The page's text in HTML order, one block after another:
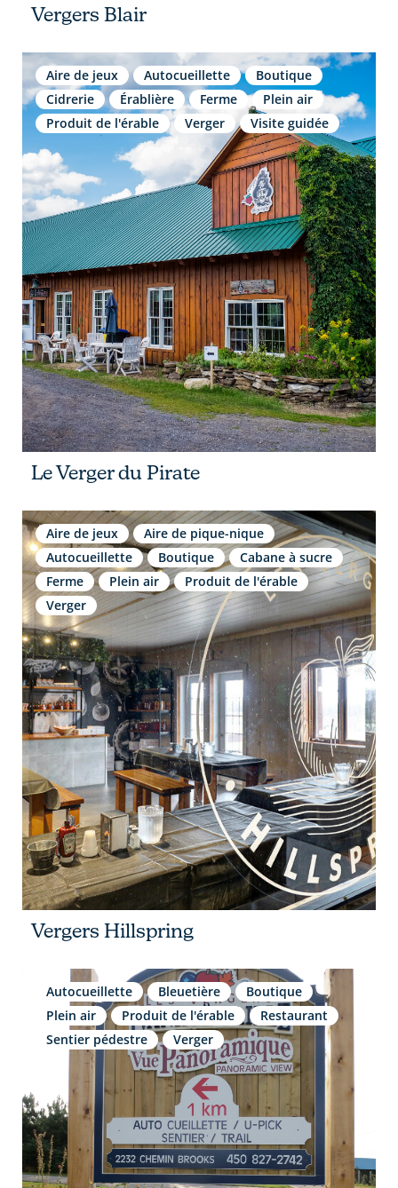
Vergers Blair
Aire de jeux Autocueillette
Boutique
Cidrerie
Érablière Ferme
Plein air
Produit de l'érable
Verger Visite guidée
Le Verger du Pirate
Aire de jeux
Aire de pique-nique
Autocueillette
Boutique
Cabane à sucre
Ferme
Plein air
Produit de l'érable
Verger
Vergers Hillspring
Autocueillette Bleuetière
Boutique
Plein air
Produit de l'érable
Restaurant
Sentier pédestre
Verger